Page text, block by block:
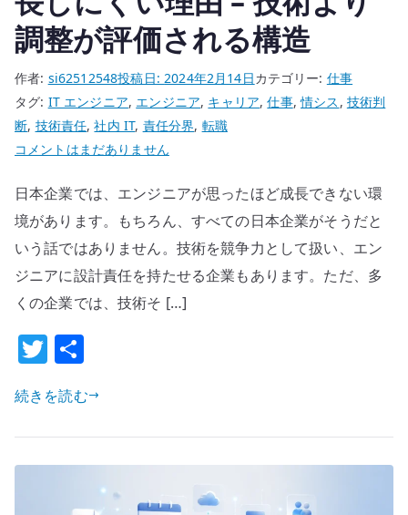
ル
を
読
め
な
い
危
さ
へ
の
調整が評価される構造
作者: si62512548投稿日: 2024年2月14日カテゴリー: 仕事
タグ: IT エンジニア, エンジニア, キャリア,仕事,情シス , 技術判
断, 技術責任,社内 IT, 責任分界, 転職
日
企
業
で
エ
ジ
ニ
ア
成
コメントはまだありません
日本企業では、エンジニアが思ったほど成長できない環
境があります。もちろん、すべての日本企業がそうだと
いう話ではありません。技術を競争力として扱い、エン
ジニアに設計責任を持たせる企業もあります。ただ、多
くの企業では、技術そ […]
T
w
it
te
r
続きを読む